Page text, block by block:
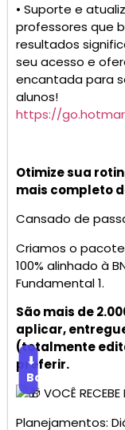
• Suporte e
professores que
resultados
seu acesso e
encantada para
https://
Otimize sua
mais completo
Cansado de
Criamos o
100% alinhado à
Fundamental 1.
São mais de
aplicar,
(totalmente
preferir.
⬇
Baixar
VOCÊ
Planejamentos: